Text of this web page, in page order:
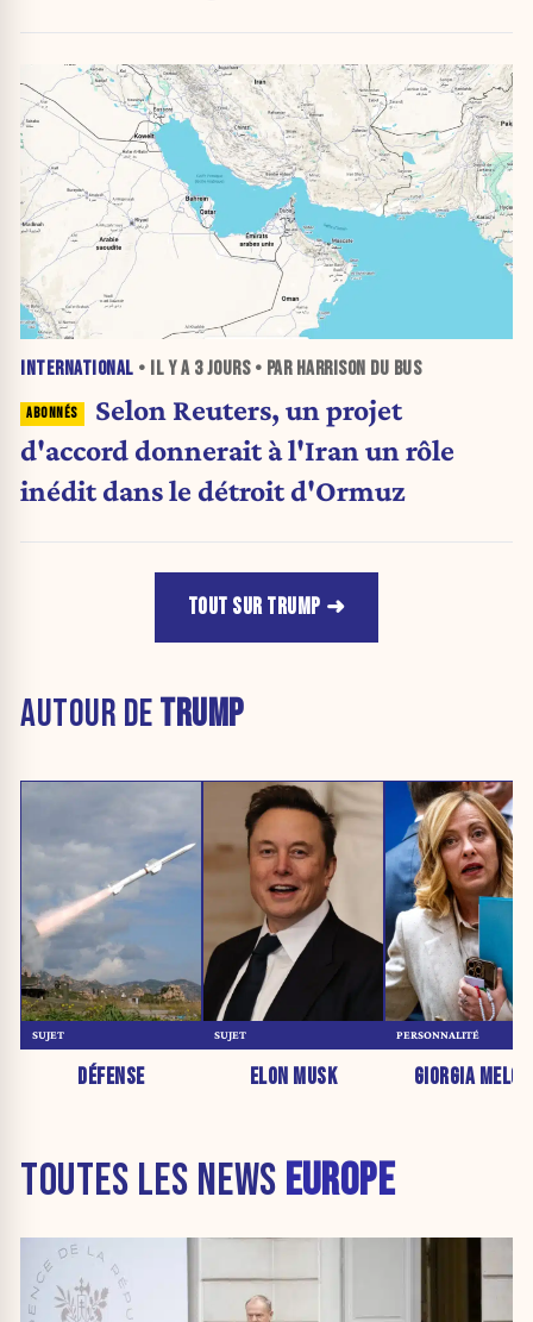
INTERNATIONAL • IL Y A 3 JOURS• PAR HARRISON DU BUS
Selon Reuters, un projet
d'accord donnerait à l'Iran un rôle
inédit dans le détroit d'Ormuz
TOUT SUR TRUMP
AUTOUR DETRUMP
DÉFENSE
SUJET
ELON MUSK
SUJET
GIORGIA
PERSONNALITÉ
TOUTES LES NEWS EUROPE